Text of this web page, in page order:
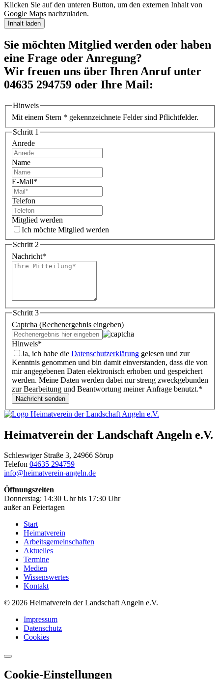
Klicken Sie auf den unteren Button, um den externen Inhalt von
Google Maps nachzuladen.
Inhalt laden
Sie möchten Mitglied werden oder haben
eine Frage oder Anregung?
Wir freuen uns über Ihren Anruf unter
04635 294759 oder Ihre Mail:
Hinweis
Mit einem Stern * gekennzeichnete Felder sind Pflichtfelder.
Schritt 1
Anrede
Name
E-Mail*
Telefon
Mitglied werden
Ich möchte Mitglied werden
Schritt 2
Nachricht*
Schritt 3
Captcha (Rechenergebnis eingeben)
Hinweis*
Ja, ich habe die Datenschutzerklärung gelesen und zur
Kenntnis genommen und bin damit einverstanden, dass die von
mir angegebenen Daten elektronisch erhoben und gespeichert
werden. Meine Daten werden dabei nur streng zweckgebunden
zur Bearbeitung und Beantwortung meiner Anfrage benutzt.*
Heimatverein der Landschaft Angeln e.V.
Schleswiger Straße 3, 24966 Sörup
Telefon 04635 294759
info@heimatverein-angeln.de
Öffnungszeiten
Donnerstag: 14:30 Uhr bis 17:30 Uhr
außer an Feiertagen
Start
Heimatverein
Arbeitsgemeinschaften
Aktuelles
Termine
Medien
Wissenswertes
Kontakt
© 2026 Heimatverein der Landschaft Angeln e.V.
Impressum
Datenschutz
Cookies
Cookie-Einstellungen